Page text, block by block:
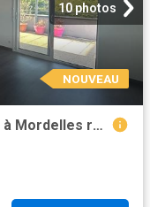
10 photos
NOUVEAU
Maison 5 pièces – 119 m² environ à Mordelles ref: G176138